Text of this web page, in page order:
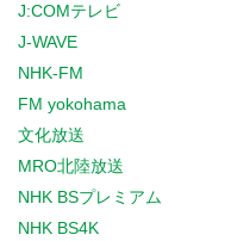
J:COMテレビ
J-WAVE
NHK-FM
FM yokohama
文化放送
MRO北陸放送
NHK BSプレミアム
NHK BS4K